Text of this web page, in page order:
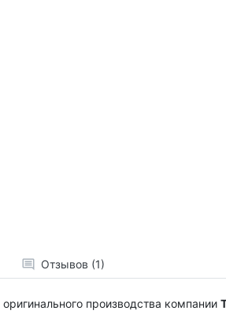
Отзывов (1)
оригинального производства компании